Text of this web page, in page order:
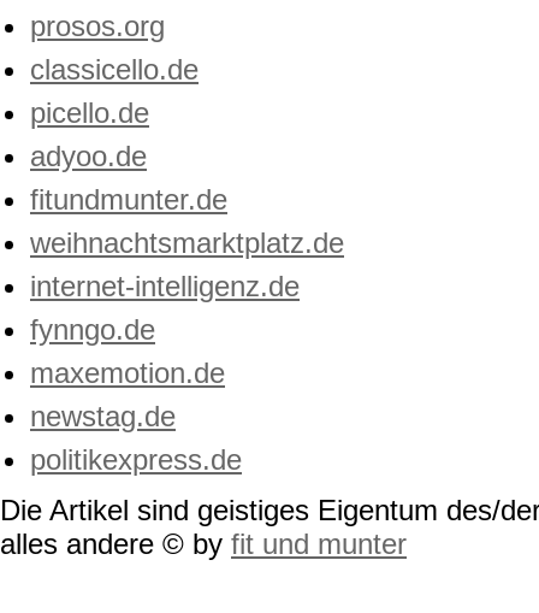
prosos.org
classicello.de
picello.de
adyoo.de
fitundmunter.de
weihnachtsmarktplatz.de
internet-intelligenz.de
fynngo.de
maxemotion.de
newstag.de
politikexpress.de
Die Artikel sind geistiges Eigentum des/
alles andere © by fit und munter